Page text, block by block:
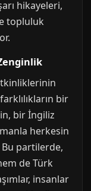
hikayeleri,
topluluk
bir
bir İngiliz
herkesin
Bu partilerde,
de Türk
insanlar